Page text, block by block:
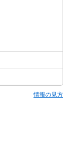
情報の見方